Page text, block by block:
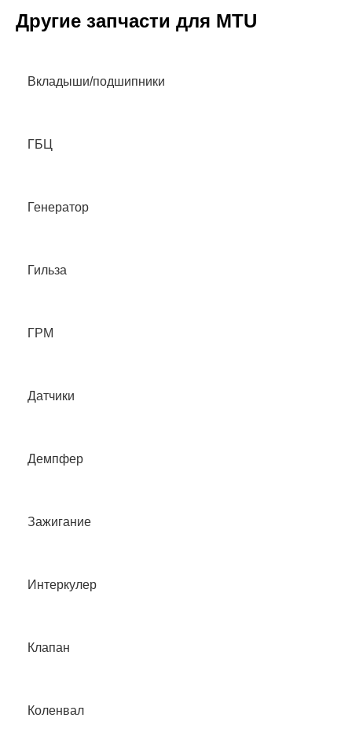
Другие запчасти для MTU
Вкладыши/подшипники
ГБЦ
Генератор
Гильза
ГРМ
Датчики
Демпфер
Зажигание
Интеркулер
Клапан
Коленвал